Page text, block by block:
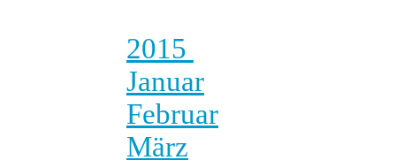
2015
Januar
Februar
März